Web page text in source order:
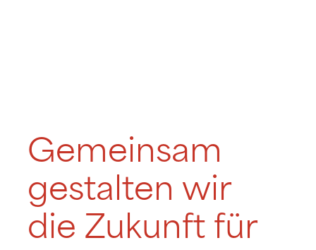
Gemeinsam
gestalten wir
die Zukunft für